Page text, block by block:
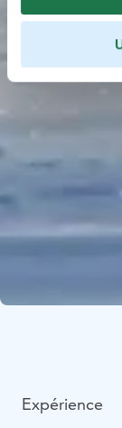
Expérience